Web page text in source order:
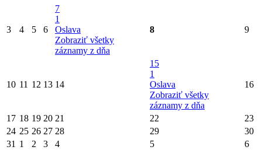
3 4 5 6
7
1
Oslava
Zobraziť všetky
záznamy z dňa
8 9
10 11 12 13 14
15
1
Oslava
Zobraziť všetky
záznamy z dňa
16
17 18 19 20 21 22
23
24 25 26 27 28 29
30
31 1 2 3 4 5 6